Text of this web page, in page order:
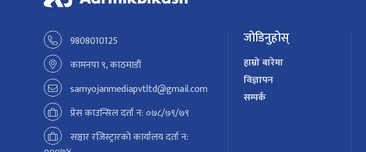
9808010125
कामनपा ९, काठमाडौं
samyojanmediapvtltd@gmail.com
प्रेस काउन्सिल दर्ता न: ०७८/७९/७९
सञ्चार रजिस्ट्रारको कार्यालय दर्ता न:
जोडिनुहोस्
हाम्रो बारेमा
विज्ञापन
सम्पर्क